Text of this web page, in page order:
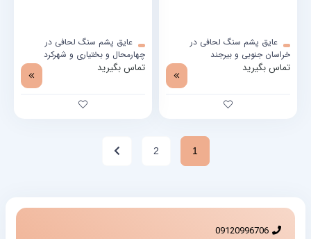
عایق پشم سنگ لحافی در
خراسان جنوبی و بیرجند
تماس بگیرید
عایق پشم سنگ لحافی در
چهارمحال و بختیاری و شهرکرد
تماس بگیرید
1
2
09120996706